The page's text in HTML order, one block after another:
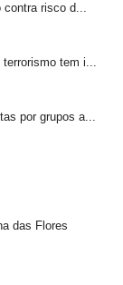
contra risco d...
terrorismo tem i...
por grupos a...
das Flores